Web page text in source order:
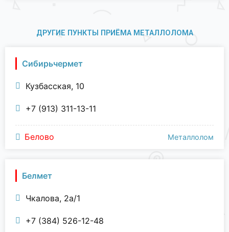
ДРУГИЕ ПУНКТЫ ПРИЁМА МЕТАЛЛОЛОМА
Сибирьчермет
Кузбасская, 10
+7 (913) 311-13-11
Белово Металлолом
Белмет
Чкалова, 2а/1
+7 (384) 526-12-48